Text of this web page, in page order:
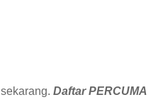
Daftar PERCUMA